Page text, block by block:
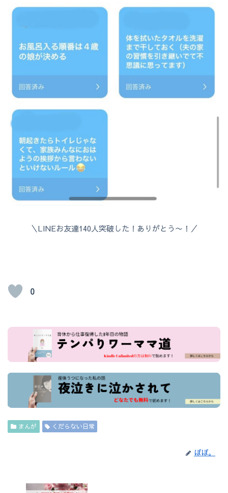
＼LINEお友達140人突破した！ありがとう〜！／
0
まんが くだらない日常
ぽぽ。